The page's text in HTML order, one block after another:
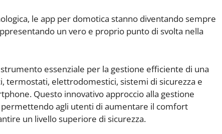
le app per domotica stanno diventando sempre
un vero e proprio punto di svolta nella
essenziale per la gestione efficiente di una
termostati, elettrodomestici, sistemi di sicurezza e
Questo innovativo approccio alla gestione
agli utenti di aumentare il comfort
un livello superiore di sicurezza.